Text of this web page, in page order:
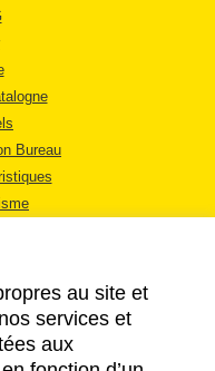
Bureau
au site et
services et
aux